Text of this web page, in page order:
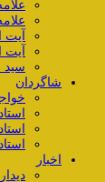
آیت
سید
شاگردان
اخبار